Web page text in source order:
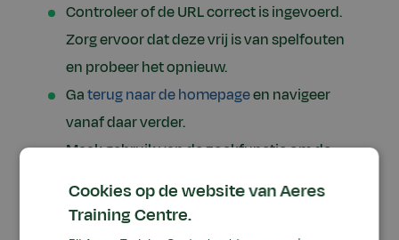
Controleer of de URL correct is ingevoerd.
Zorg ervoor dat deze vrij is van spelfouten
en probeer het opnieuw.
Gaterug naar de homepageen navigeer
vanaf daar verder.
Maak gebruik van de zoekfunctie om de
Cookies op de website van Aeres
Training Centre.